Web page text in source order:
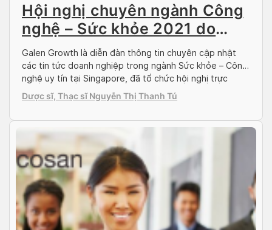
Hội nghị chuyên ngành Công
nghệ – Sức khỏe 2021 do
Galen Growth tổ chức
Galen Growth là diễn đàn thông tin chuyên cập nhật
các tin tức doanh nghiệp trong ngành Sức khỏe – Công
nghệ uy tín tại Singapore, đã tổ chức hội nghị trực
tuyến về chuyên ngành này vào đầu tháng 9 vừa qua.
CEO của Docosan, bà Beth Ann Lopez đã vinh dự được
Dược sĩ, Thạc sĩ Nguyễn Thị Thanh Tú